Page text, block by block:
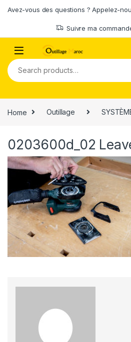
Avez-vous des questions ? Appelez-
Suivre ma
Search for:
Home Outillage
0203600d_02